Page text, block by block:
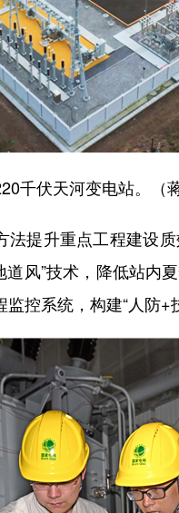
千伏天河变电站。（
升重点工程建设质
风”技术，降低站内
控系统，构建“人防+